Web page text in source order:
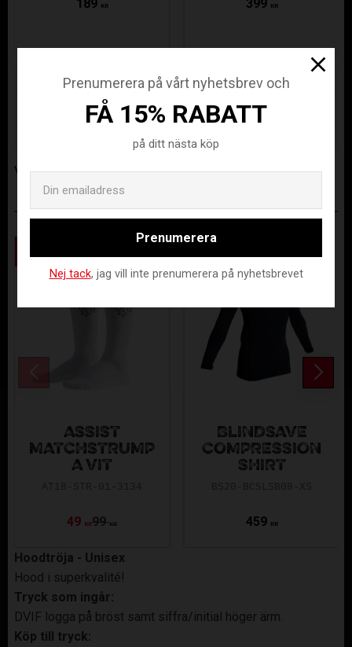
189 KR 399 KR
Lagerstatus Beställningsvara
DVIF-5102-8000-XS
Visa alla produkter från Tee Jays
ANDRA KÖPTE ÄVEN
51%
ASSIST
MATCHSTRUMP
A VIT
49 KR99 KR
51%
BLINDSAVE
COMPRESSION
SHIRT
459 KR
Hoodtröja - Unisex
Hood i superkvalité!
Tryck som ingår:
DVIF logga på bröst samt siffra/initial höger ärm.
Köp till tryck:
Prenumerera på vårt nyhetsbrev och
FÅ 15% RABATT
på ditt nästa köp
Prenumerera
Nej tack, jag vill inte prenumerera på nyhetsbrevet